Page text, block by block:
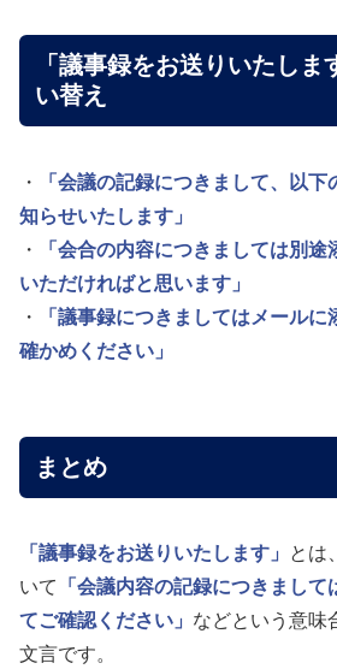
「議事録をお送りいたしま
い替え
・
「会議の記録につきまして、以
知らせいたします」
・
「会合の内容につきましては別
いただければと思います」
・
「議事録につきましてはメール
確かめください」
まとめ
「議事録をお送りいたします」
とは
いて
「会議内容の記録につきまし
てご確認ください」 などという意味
文言です。